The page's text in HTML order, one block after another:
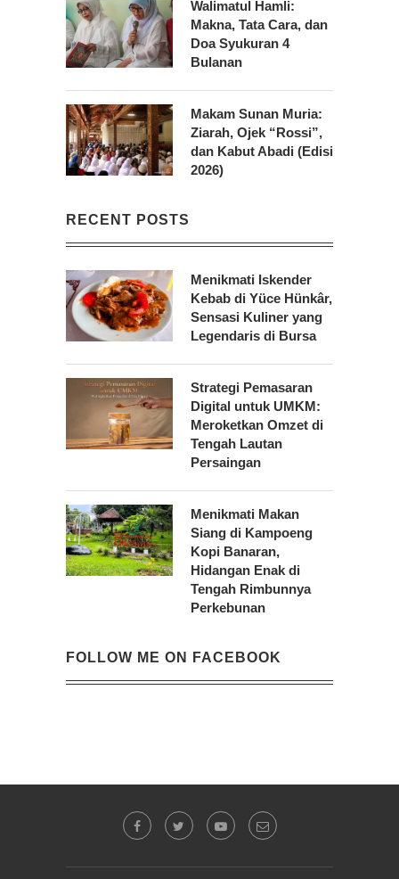
Walimatul Hamli:
Makna, Tata Cara, dan
Doa Syukuran 4
Bulanan
Makam Sunan Muria:
Ziarah, Ojek “Rossi”,
dan Kabut Abadi (Edisi
2026)
RECENT POSTS
Menikmati Iskender
Kebab di Yüce Hünkâr,
Sensasi Kuliner yang
Legendaris di Bursa
Strategi Pemasaran
Digital untuk UMKM:
Meroketkan Omzet di
Tengah Lautan
Persaingan
Menikmati Makan
Siang di Kampoeng
Kopi Banaran,
Hidangan Enak di
Tengah Rimbunnya
Perkebunan
FOLLOW ME ON FACEBOOK